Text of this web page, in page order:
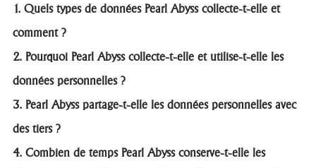
r
1. Quels types de données Pearl Abyss collecte-t-elle et
comment ?
2. Pourquoi Pearl Abyss collecte-t-elle et utilise-t-elle les
données personnelles ?
3. Pearl Abyss partage-t-elle les données personnelles avec
des tiers ?
4. Combien de temps Pearl Abyss conserve-t-elle les